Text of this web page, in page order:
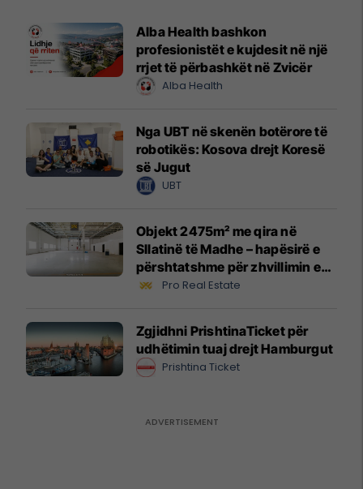
Alba Health bashkon
profesionistët e kujdesit në një
rrjet të përbashkët në Zvicër
Alba Health
Nga UBT në skenën botërore të
robotikës: Kosova drejt Koresë
së Jugut
UBT
Objekt 2475m² me qira në
Sllatinë të Madhe – hapësirë e
përshtatshme për zhvillimin e
biznesit #16068
Pro Real Estate
Zgjidhni PrishtinaTicket për
udhëtimin tuaj drejt Hamburgut
Prishtina Ticket